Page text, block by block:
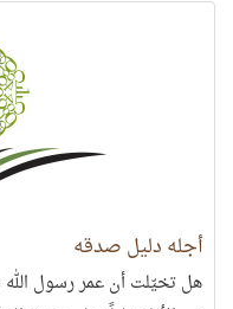
أجله دليل صدقه
هل تخيّلت أن عمر رسول